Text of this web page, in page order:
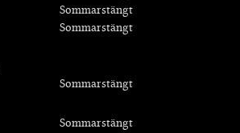
Sommarstängt
Sommarstängt
Sommarstängt
Sommarstängt